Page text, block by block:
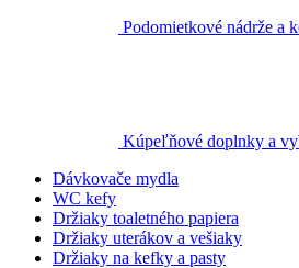
Podomietkové nádrže a
Kúpeľňové doplnky a
Dávkovače mydla
WC kefy
Držiaky toaletného papiera
Držiaky uterákov a vešiaky
Držiaky na kefky a pasty